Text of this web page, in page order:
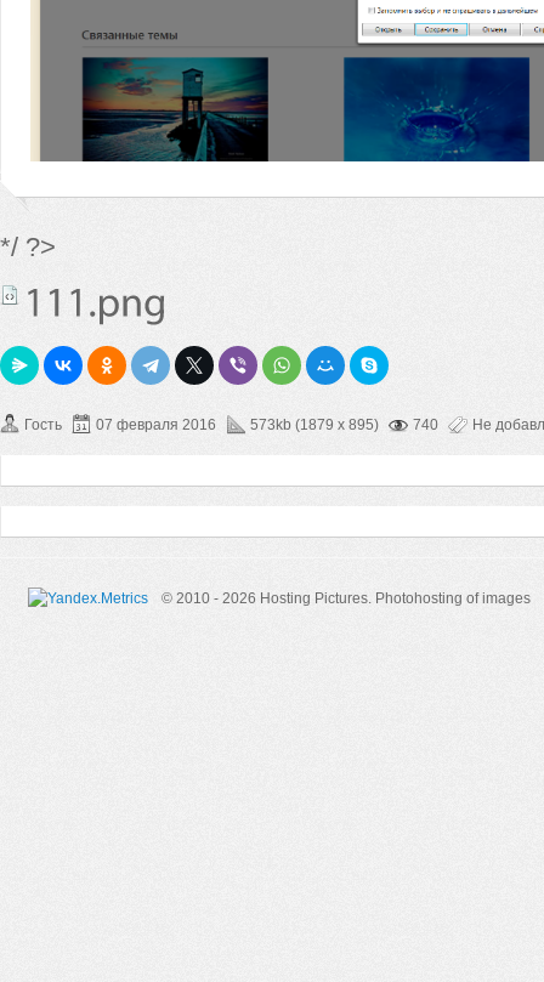
*/ ?>
Гость 07 февраля 2016 573kb (1879 x 895) 740 Не
© 2010 - 2026 Hosting Pictures. Photohosting of images